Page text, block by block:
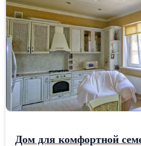
Коммуникации: • газовое
м • септик 15 м³ • электричество
двор в брусчатке • откатные
отдыха • сад с розами Тихая
магазины, рынок, аптеки,
площадки. Школа и школьный
Площадь несколько минут на
семьи, которая ищет готовый
районе Краснодара.
Дом для комфортной